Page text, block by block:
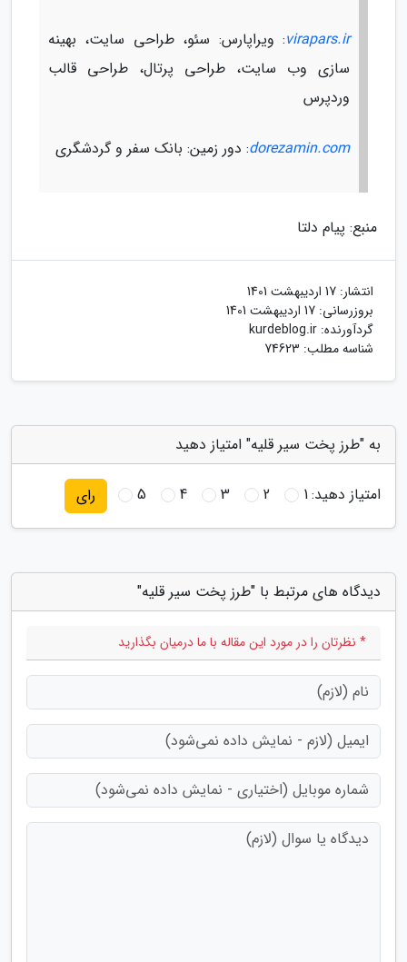
virapars.ir: ویراپارس: سئو، طراحی سایت، بهینه
سازی وب سایت، طراحی پرتال، طراحی قالب
وردپرس
dorezamin.com: دور زمین: بانک سفر و گردشگری
منبع: پیام دلتا
انتشار: 17 اردیبهشت 1401
بروزرسانی: 17 اردیبهشت 1401
گردآورنده: kurdeblog.ir
شناسه مطلب: 74623
به "طرز پخت سیر قلیه" امتیاز دهید
امتیاز دهید:1
2
3
4
5 رای
دیدگاه های مرتبط با "طرز پخت سیر قلیه"
* نظرتان را در مورد این مقاله با ما درمیان بگذارید